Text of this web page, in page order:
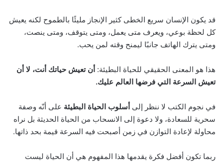
قد يكون الإنسان سريع الخطى كثير الإنجاز مليئًا بالطموح لكنه يعيش
كل لحظة بوعي، ويعرف متى يعمل، ومتى يتوقف، ومتى ينصت،
ومتى يترك الهاتف جانبًا ليمنح وقته لمن يحب.
هذا هو المعنى الحقيقي للحياة البطيئة: أن تعيش حياتك أنت، لا أن
تعيش السرعة التي فرضها العالم عليك.
في نجوم الكتب لا ننظر إلى أسلوب الحياة البطيئة على أنّه وصفة
سحرية للسعادة، ولا دعوة إلى الانسحاب من الحياة الحديثة بل نراه
محاولة لإعادة التوازن في زمن أصبحت فيه السرعة قيمة بحد ذاتها.
ربما تكون أفضل فكرة يقدمها هذا المفهوم هي أن الحياة ليست